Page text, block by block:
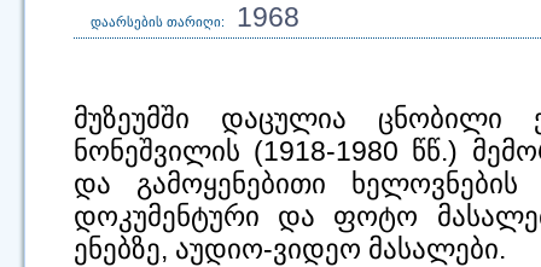
დაარსების თარიღი: 1968
მუზეუმში დაცულია ცნობილი
ნონეშვილის (1918-1980 წწ.)
და გამოყენებითი ხელოვნების
დოკუმენტური და ფოტო
ენებზე, აუდიო-ვიდეო მასალები.